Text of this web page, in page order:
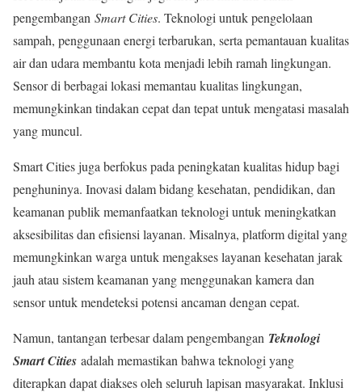
pengembangan Smart Cities. Teknologi untuk pengelolaan
sampah, penggunaan energi terbarukan, serta pemantauan kualitas
air dan udara membantu kota menjadi lebih ramah lingkungan.
Sensor di berbagai lokasi memantau kualitas lingkungan,
memungkinkan tindakan cepat dan tepat untuk mengatasi masalah
yang muncul.
Smart Cities juga berfokus pada peningkatan kualitas hidup bagi
penghuninya. Inovasi dalam bidang kesehatan, pendidikan, dan
keamanan publik memanfaatkan teknologi untuk meningkatkan
aksesibilitas dan efisiensi layanan. Misalnya, platform digital yang
memungkinkan warga untuk mengakses layanan kesehatan jarak
jauh atau sistem keamanan yang menggunakan kamera dan
sensor untuk mendeteksi potensi ancaman dengan cepat.
Namun, tantangan terbesar dalam pengembangan Teknologi
Smart Cities adalah memastikan bahwa teknologi yang
diterapkan dapat diakses oleh seluruh lapisan masyarakat. Inklusi